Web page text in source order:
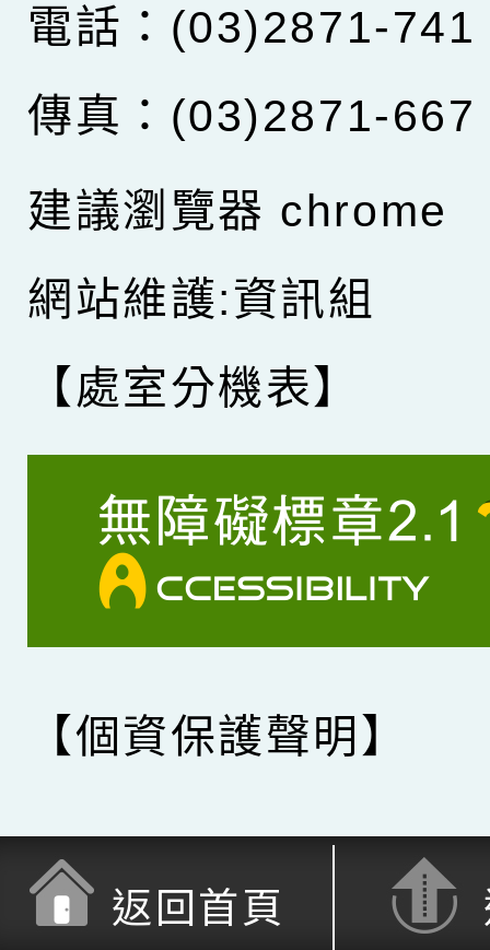
電話：(03)2871-741
傳真：(03)2871-667
建議瀏覽器 chrome
網站維護:資訊組
【處室分機表】
【個資保護聲明】
返回首頁